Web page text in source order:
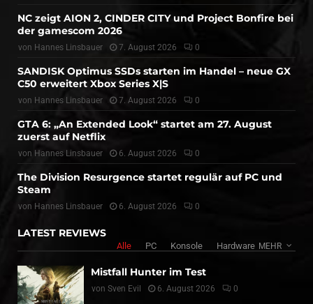
NC zeigt AION 2, CINDER CITY und Project Bonfire bei
der gamescom 2026
von Hannes Linsbauer 7. August 2026 0
SANDISK Optimus SSDs starten im Handel – neue GX
C50 erweitert Xbox Series X|S
von Hannes Linsbauer 7. August 2026 0
GTA 6: „An Extended Look“ startet am 27. August
zuerst auf Netflix
von Hannes Linsbauer 6. August 2026 0
The Division Resurgence startet regulär auf PC und
Steam
von Hannes Linsbauer 6. August 2026 0
LATEST REVIEWS
Alle PC Konsole Hardware MEHR
Mistfall Hunter im Test
von Sven Evil 6. August 2026 0